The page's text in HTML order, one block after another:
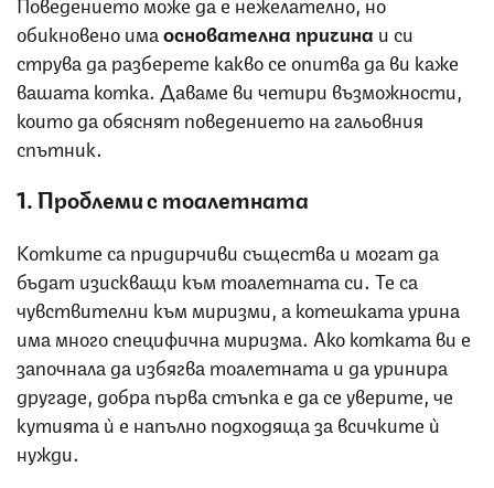
обикновено имаоснователна причина и си
струва да разберете какво се опитва да ви каже
вашата котка. Даваме ви четири възможности,
които да обяснят поведението на гальовния
спътник.
1. Проблеми с тоалетната
Котките са придирчиви същества и могат да
бъдат изискващи към тоалетната си. Те са
чувствителни към миризми, а котешката урина
има много специфична миризма. Ако котката ви е
започнала да избягва тоалетната и да уринира
другаде, добра първа стъпка е да се уверите, че
кутията ѝ е напълно подходяща за всичките ѝ
нужди.